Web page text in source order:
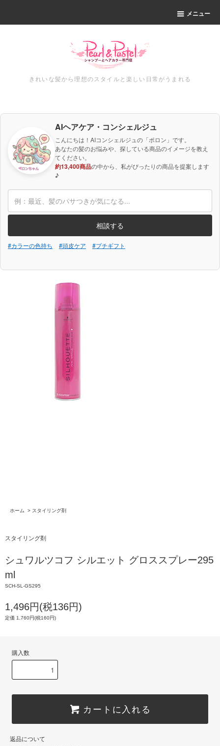
メニュー
きれいな髪から理想のスタイルと楽しい日常がうまれる
AIヘアケア・コンシェルジュ
こんにちは！AIコンシェルジュの「ポロン」です。
あなたの髪のお悩みや、探している商品のイメージを教え
てください。
約13,400商品の中から、私がぴったりの商品を提案します
♪
相談する
#カラーの色持ち #頭皮ケア #プチギフト
ホーム > スタイリング剤
スタイリング剤
シュワルツコフ シルエット グロススプレー295
ml
SCH-SL-GS295
1,496円(税136円)
定価 1,760円(税160円)
購入数
カートに入れる
返品について